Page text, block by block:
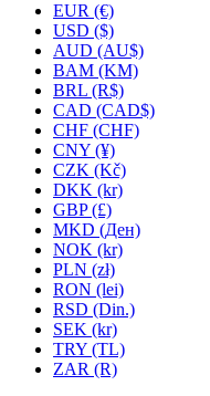
EUR (€)
USD ($)
AUD (AU$)
BAM (KM)
BRL (R$)
CAD (CAD$)
CHF (CHF)
CNY (¥)
CZK (Kč)
DKK (kr)
GBP (£)
MKD (Ден)
NOK (kr)
PLN (zł)
RON (lei)
RSD (Din.)
SEK (kr)
TRY (TL)
ZAR (R)